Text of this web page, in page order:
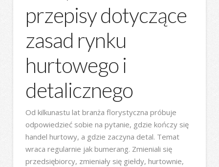
przepisy dotyczące
zasad rynku
hurtowego i
detalicznego
Od kilkunastu lat branża florystyczna próbuje
odpowiedzieć sobie na pytanie, gdzie kończy się
handel hurtowy, a gdzie zaczyna detal. Temat
wraca regularnie jak bumerang. Zmieniali się
przedsiębiorcy, zmieniały się giełdy, hurtownie,